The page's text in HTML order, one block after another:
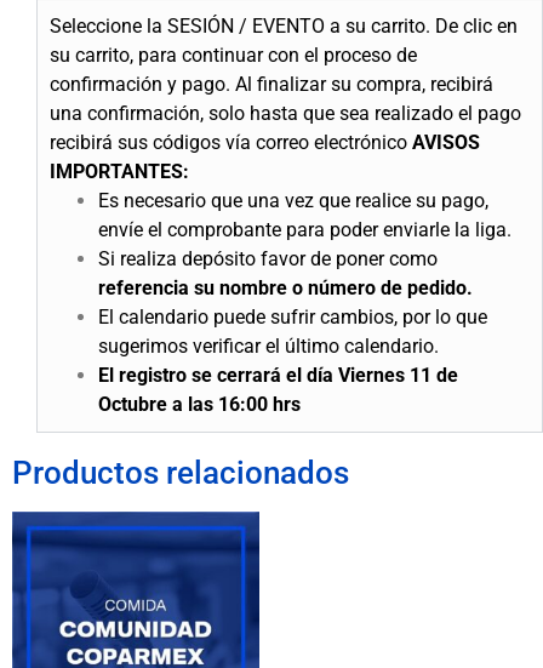
Seleccione la SESIÓN / EVENTO a su carrito. De clic en
su carrito, para continuar con el proceso de
confirmación y pago. Al finalizar su compra, recibirá
una confirmación, solo hasta que sea realizado el pago
recibirá sus códigos vía correo electrónico AVISOS
IMPORTANTES:
Es necesario que una vez que realice su pago,
envíe el comprobante para poder enviarle la liga.
Si realiza depósito favor de poner como
referencia su nombre o número de pedido.
El calendario puede sufrir cambios, por lo que
sugerimos verificar el último calendario.
El registro se cerrará el día Viernes 11 de
Octubre a las 16:00 hrs
Productos relacionados